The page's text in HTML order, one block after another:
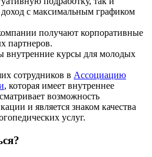
с максимальным графиком
получают корпоративные
партнеров.
внутренние курсы для молодых
сотрудников в Ассоциацию
, которая имеет внутреннее
возможность
и является знаком качества
услуг.